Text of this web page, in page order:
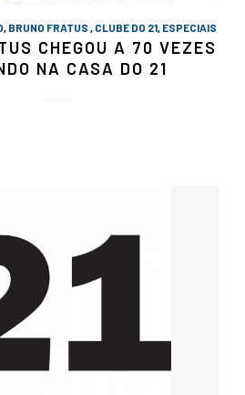
BRUNO FRATUS CLUBE DO 21, ESPECIAIS
CHEGOU A 70 VEZES
NA CASA DO 21